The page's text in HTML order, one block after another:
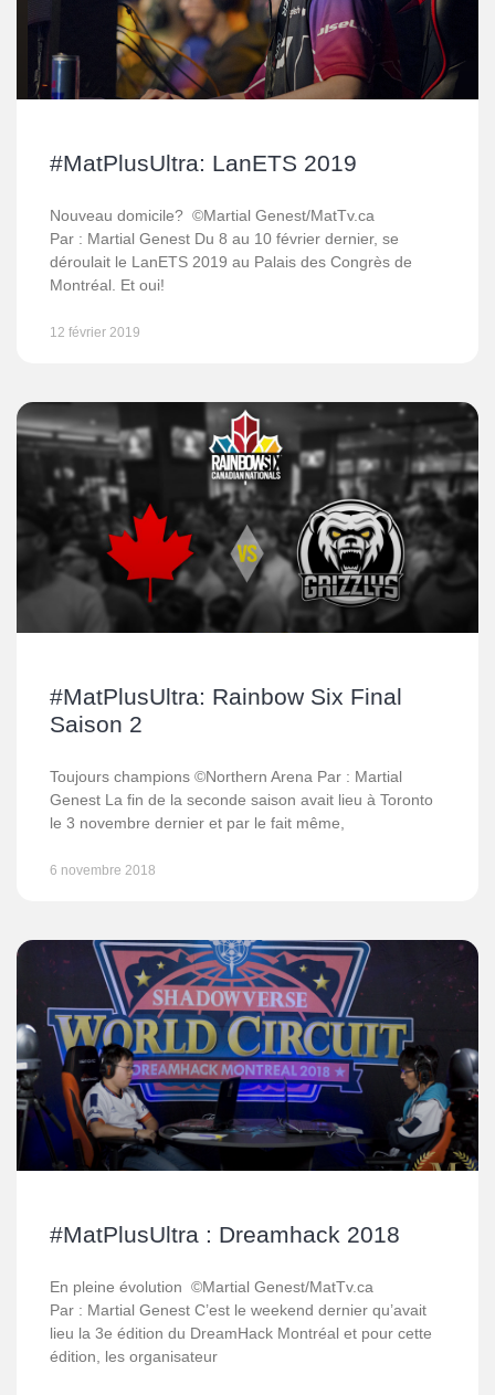
#MatPlusUltra: LanETS 2019
Nouveau domicile? ©Martial Genest/MatTv.ca
Par : Martial Genest Du 8 au 10 février dernier, se
déroulait le LanETS 2019 au Palais des Congrès de
Montréal. Et oui!
12 février 2019
#MatPlusUltra: Rainbow Six Final
Saison 2
Toujours champions ©Northern Arena Par : Martial
Genest La fin de la seconde saison avait lieu à Toronto
le 3 novembre dernier et par le fait même,
6 novembre 2018
#MatPlusUltra : Dreamhack 2018
En pleine évolution ©Martial Genest/MatTv.ca
Par : Martial Genest C’est le weekend dernier qu’avait
lieu la 3e édition du DreamHack Montréal et pour cette
édition, les organisateur